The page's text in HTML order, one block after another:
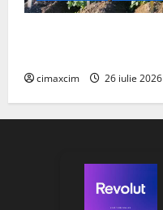
cimaxcim 26 iulie 2026